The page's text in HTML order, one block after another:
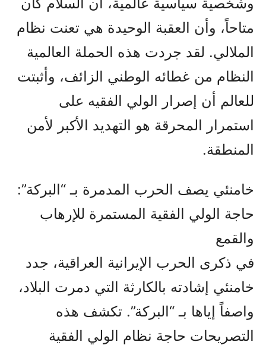
متاحاً، وأن العقبة الوحيدة هي تعنت نظام
الملالي. لقد جردت هذه الحملة العالمية
النظام من غطائه الوطني الزائف، وأثبتت
للعالم أن إصرار الولي الفقيه على
استمرار المحرقة هو التهديد الأكبر لأمن
المنطقة.
خامنئي يصف الحرب المدمرة بـ “البركة”:
حاجة الولي الفقیة المستمرة للإرهاب
والقمع
في ذكرى الحرب الإيرانية العراقية، جدد
خامنئي إشادته بالكارثة التي دمرت البلاد،
واصفاً إياها بـ “البركة”. تكشف هذه
التصريحات حاجة نظام الولي الفقیة